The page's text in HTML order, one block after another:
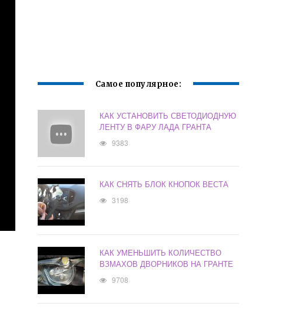
Самое популярное:
КАК УСТАНОВИТЬ СВЕТОДИОДНУЮ
ЛЕНТУ В ФАРУ ЛАДА ГРАНТА
9383
КАК СНЯТЬ БЛОК КНОПОК ВЕСТА
3198
КАК УМЕНЬШИТЬ КОЛИЧЕСТВО
ВЗМАХОВ ДВОРНИКОВ НА ГРАНТЕ
9708